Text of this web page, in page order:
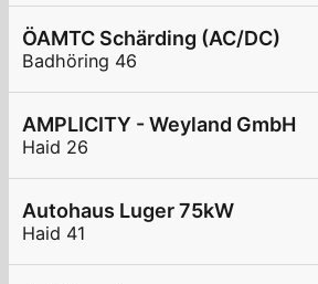
ÖAMTC Schärding (AC/DC)
Badhöring 46
AMPLICITY - Weyland GmbH
Haid 26
Autohaus Luger 75kW
Haid 41